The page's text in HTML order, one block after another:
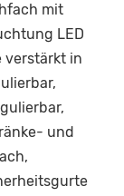
mit
LED
verstärkt in
und